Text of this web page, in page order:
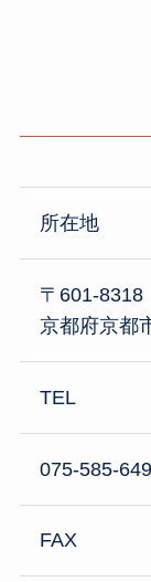
所在地
〒601-8318
京都府京都
TEL
075-585-
FAX